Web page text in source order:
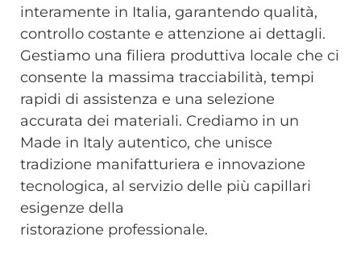
interamente in Italia, garantendo qualità,
controllo costante e attenzione ai dettagli.
Gestiamo una filiera produttiva locale che ci
consente la massima tracciabilità, tempi
rapidi di assistenza e una selezione
accurata dei materiali. Crediamo in un
Made in Italy autentico, che unisce
tradizione manifatturiera e innovazione
tecnologica, al servizio delle più capillari
esigenze della
ristorazione professionale.